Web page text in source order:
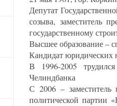
Депутат
созыва, заместитель
государственному
Высшее образование –
Кандидат юридических
В 1996-2005 трудился
Челиндбанка
С 2006 – заместитель
политической партии